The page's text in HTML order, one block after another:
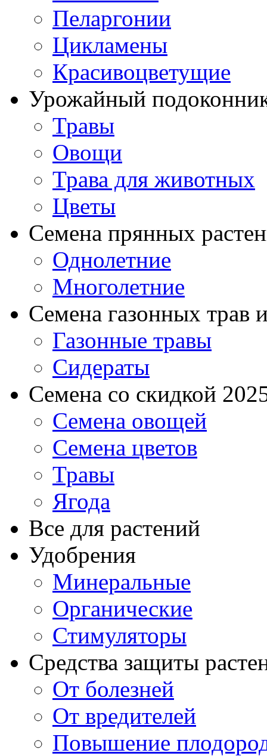
Пеларгонии
Цикламены
Красивоцветущие
Урожайный
Травы
Овощи
Трава для животных
Цветы
Семена прянных
Однолетние
Многолетние
Семена газонных трав
Газонные травы
Сидераты
Семена со скидкой
Семена овощей
Семена цветов
Травы
Ягода
Все для растений
Удобрения
Минеральные
Органические
Стимуляторы
Средства защиты
От болезней
От вредителей
Повышение